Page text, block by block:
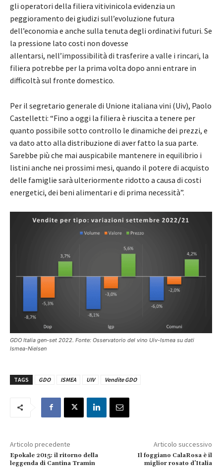
gli operatori della filiera vitivinicola evidenzia un
peggioramento dei giudizi sull’evoluzione futura
dell’economia e anche sulla tenuta degli ordinativi futuri. Se
la pressione lato costi non dovesse
allentarsi, nell’impossibilità di trasferire a valle i rincari, la
filiera potrebbe per la prima volta dopo anni entrare in
difficoltà sul fronte domestico.
Per il segretario generale di Unione italiana vini (Uiv), Paolo
Castelletti: “Fino a oggi la filiera è riuscita a tenere per
quanto possibile sotto controllo le dinamiche dei prezzi, e
va dato atto alla distribuzione di aver fatto la sua parte.
Sarebbe più che mai auspicabile mantenere in equilibrio i
listini anche nei prossimi mesi, quando il potere di acquisto
delle famiglie sarà ulteriormente ridotto a causa di costi
energetici, dei beni alimentari e di prima necessità”.
GDO Italia gen-set 2022. Fonte: Osservatorio del vino Uiv-Ismea su dati
Ismea-Nielsen
TAGS GDO ISMEA UIV Vendite GDO
Articolo precedente
Epokale 2015: il ritorno della
leggenda di Cantina Tramin
Articolo successivo
Il foggiano CalaRosa è il
miglior rosato d’Italia